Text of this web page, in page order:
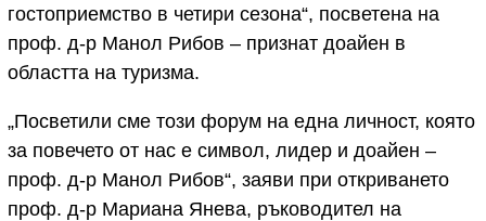
гостоприемство в четири сезона“, посветена на
проф. д-р Манол Рибов – признат доайен в
областта на туризма.
„Посветили сме този форум на една личност, която
за повечето от нас е символ, лидер и доайен –
проф. д-р Манол Рибов“, заяви при откриването
проф. д-р Мариана Янева, ръководител на